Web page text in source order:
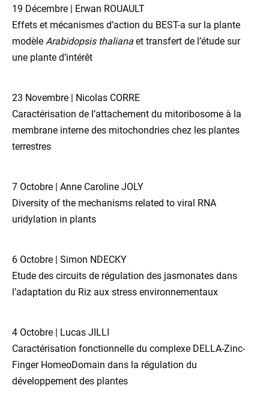
19 Décembre | Erwan ROUAULT
Effets et mécanismes d’action du BEST-a sur la plante
modèle Arabidopsis thaliana et transfert de l’étude sur
une plante d’intérêt
23 Novembre | Nicolas CORRE
Caractérisation de l’attachement du mitoribosome à la
membrane interne des mitochondries chez les plantes
terrestres
7 Octobre | Anne Caroline JOLY
Diversity of the mechanisms related to viral RNA
uridylation in plants
6 Octobre | Simon NDECKY
Etude des circuits de régulation des jasmonates dans
l’adaptation du Riz aux stress environnementaux
4 Octobre | Lucas JILLI
Caractérisation fonctionnelle du complexe DELLA-Zinc-
Finger HomeoDomain dans la régulation du
développement des plantes